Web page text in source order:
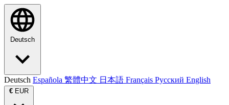
Deutsch
Deutsch Española 繁體中文 日本語 Français Русский English
€ EUR